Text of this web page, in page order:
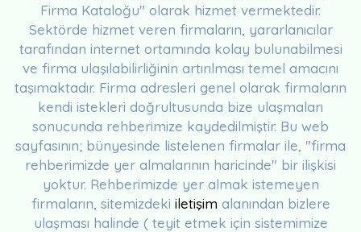
Firma Kataloğu" olarak hizmet vermektedir.
Sektörde hizmet veren firmaların, yararlanıcılar
tarafından internet ortamında kolay bulunabilmesi
ve firma ulaşılabilirliğinin artırılması temel amacını
taşımaktadır. Firma adresleri genel olarak firmaların
kendi istekleri doğrultusunda bize ulaşmaları
sonucunda rehberimize kaydedilmiştir. Bu web
sayfasının; bünyesinde listelenen firmalar ile, "firma
rehberimizde yer almalarının haricinde" bir ilişkisi
yoktur. Rehberimizde yer almak istemeyen
firmaların, sitemizdeki iletişim alanından bizlere
ulaşması halinde ( teyit etmek için sistemimize